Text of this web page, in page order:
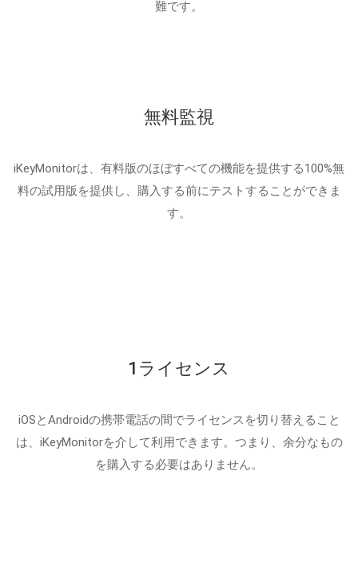
難です。
無料監視
iKeyMonitorは、有料版のほぼすべての機能を提供する100%無
料の試用版を提供し、購入する前にテストすることができま
す。
1ライセンス
iOSとAndroidの携帯電話の間でライセンスを切り替えること
は、iKeyMonitorを介して利用できます。つまり、余分なもの
を購入する必要はありません。